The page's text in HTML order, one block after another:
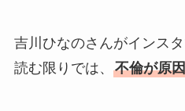
吉川ひなのさんがインス
読む限りでは、 不倫が原